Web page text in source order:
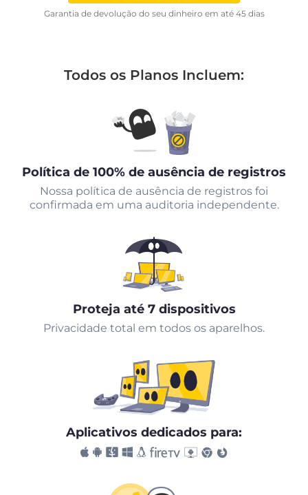
Garantia de devolução do seu dinheiro em até 45 dias
Todos os Planos Incluem:
Política de 100% de ausência de registros
Nossa política de ausência de registros foi
confirmada em uma auditoria independente.
Proteja até 7 dispositivos
Privacidade total em todos os aparelhos.
Aplicativos dedicados para: